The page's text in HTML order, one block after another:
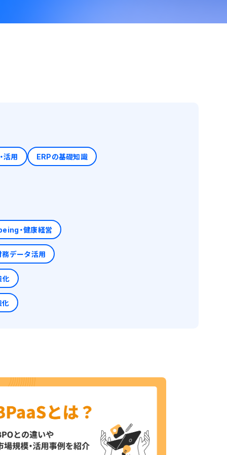
活用 ERPの基礎知識
・健康経営
務データ活用
化
化